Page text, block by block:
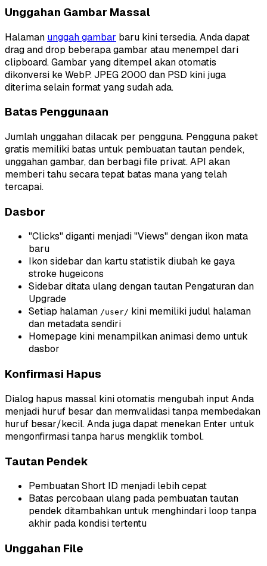
Unggahan Gambar Massal
Halaman unggah gambar baru kini tersedia. Anda dapat
drag and drop beberapa gambar atau menempel dari
clipboard. Gambar yang ditempel akan otomatis
dikonversi ke WebP. JPEG 2000 dan PSD kini juga
diterima selain format yang sudah ada.
Batas Penggunaan
Jumlah unggahan dilacak per pengguna. Pengguna paket
gratis memiliki batas untuk pembuatan tautan pendek,
unggahan gambar, dan berbagi file privat. API akan
memberi tahu secara tepat batas mana yang telah
tercapai.
Dasbor
"Clicks" diganti menjadi "Views" dengan ikon mata
baru
Ikon sidebar dan kartu statistik diubah ke gaya
stroke hugeicons
Sidebar ditata ulang dengan tautan Pengaturan dan
Upgrade
Setiap halaman /user/ kini memiliki judul halaman
dan metadata sendiri
Homepage kini menampilkan animasi demo untuk
dasbor
Konfirmasi Hapus
Dialog hapus massal kini otomatis mengubah input Anda
menjadi huruf besar dan memvalidasi tanpa membedakan
huruf besar/kecil. Anda juga dapat menekan Enter untuk
mengonfirmasi tanpa harus mengklik tombol.
Tautan Pendek
Pembuatan Short ID menjadi lebih cepat
Batas percobaan ulang pada pembuatan tautan
pendek ditambahkan untuk menghindari loop tanpa
akhir pada kondisi tertentu
Unggahan File